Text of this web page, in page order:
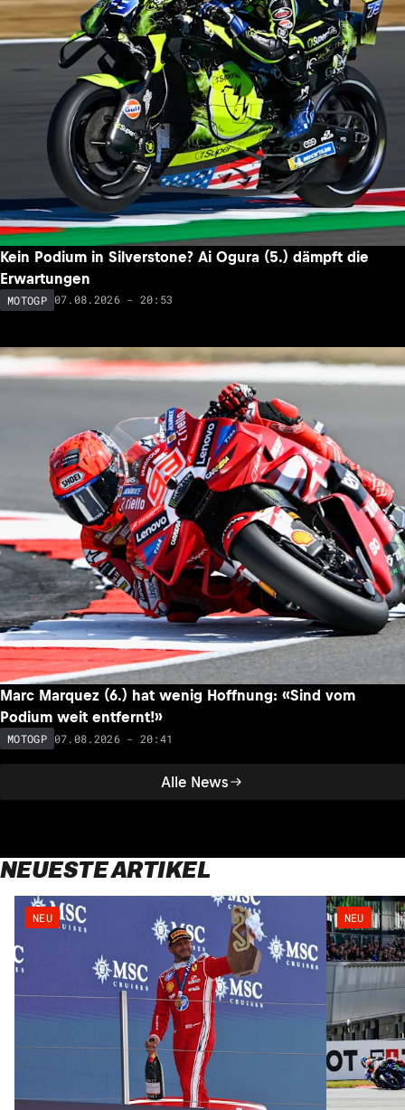
Alle News
Kein Podium in Silverstone? Ai Ogura (5.) dämpft die
Erwartungen
MOTOGP 07.08.2026 - 20:53
Marc Marquez (6.) hat wenig Hoffnung: «Sind vom
Podium weit entfernt!»
MOTOGP 07.08.2026 - 20:41
NEUESTE ARTIKEL
NEU NEU